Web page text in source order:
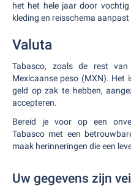
het het hele jaar door
kleding en reisschema
Valuta
Tabasco, zoals de rest
Mexicaanse peso (MXN).
geld op zak te hebben,
accepteren.
Bereid je voor op een
Tabasco met een
maak herinneringen die een
Uw gegevens zijn